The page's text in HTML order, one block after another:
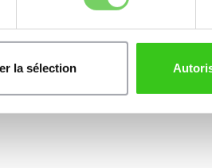
la sélection